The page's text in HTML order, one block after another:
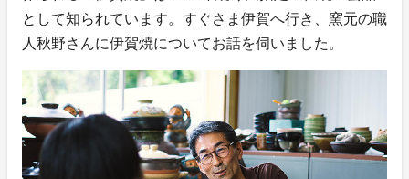
として知られています。すぐさま伊賀へ行き、窯元の職
人秋野さんに伊賀焼についてお話を伺いました。